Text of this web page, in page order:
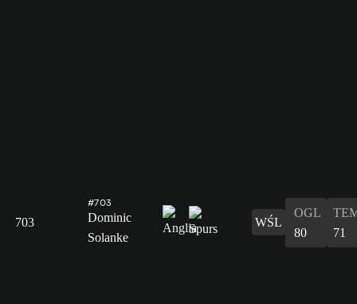
703
#703
Dominic
Solanke
WŚL
OGL
80
71